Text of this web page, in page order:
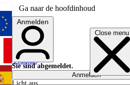
Ga naar de hoofdinhoud
Close menu
English
Français
Anmelden
Sie sind abgemeldet.
Anmelden
Licht aus